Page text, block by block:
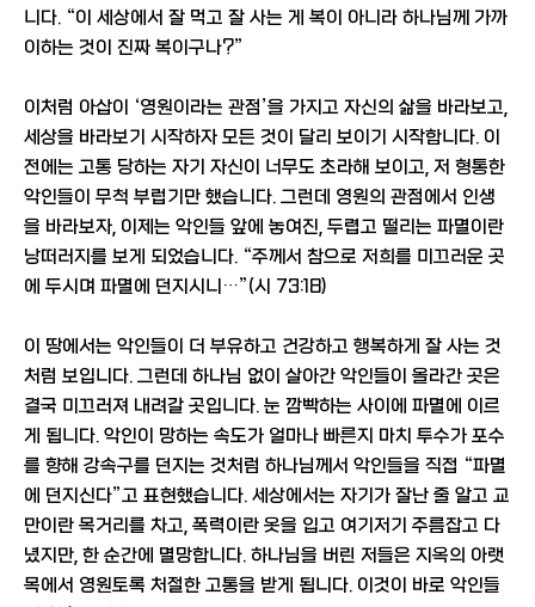
니다. “이 세상에서 잘 먹고 잘 사는 게 복이 아니라 하나님께 가까
이하는 것이 진짜 복이구나?”
이처럼 아삽이 ‘영원이라는 관점’을 가지고 자신의 삶을 바라보고,
세상을 바라보기 시작하자 모든 것이 달리 보이기 시작합니다. 이
전에는 고통 당하는 자기 자신이 너무도 초라해 보이고, 저 형통한
악인들이 무척 부럽기만 했습니다. 그런데 영원의 관점에서 인생
을 바라보자, 이제는 악인들 앞에 놓여진, 두렵고 떨리는 파멸이란
낭떠러지를 보게 되었습니다. “주께서 참으로 저희를 미끄러운 곳
에 두시며 파멸에 던지시니…”(시 73:18)
이 땅에서는 악인들이 더 부유하고 건강하고 행복하게 잘 사는 것
처럼 보입니다. 그런데 하나님 없이 살아간 악인들이 올라간 곳은
결국 미끄러져 내려갈 곳입니다. 눈 깜빡하는 사이에 파멸에 이르
게 됩니다. 악인이 망하는 속도가 얼마나 빠른지 마치 투수가 포수
를 향해 강속구를 던지는 것처럼 하나님께서 악인들을 직접 “파멸
에 던지신다”고 표현했습니다. 세상에서는 자기가 잘난 줄 알고 교
만이란 목거리를 차고, 폭력이란 옷을 입고 여기저기 주름잡고 다
녔지만, 한 순간에 멸망합니다. 하나님을 버린 저들은 지옥의 아랫
목에서 영원토록 처절한 고통을 받게 됩니다. 이것이 바로 악인들